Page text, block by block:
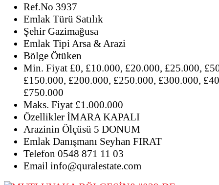
Ref.No 3937
Emlak Türü Satılık
Şehir Gazimağusa
Emlak Tipi Arsa & Arazi
Bölge Ötüken
Min. Fiyat £0, £10.000, £20.000, £25.000,
£150.000, £200.000, £250.000, £300.000,
£750.000
Maks. Fiyat £1.000.000
Özellikler İMARA KAPALI
Arazinin Ölçüsü 5 DONUM
Emlak Danışmanı Seyhan FIRAT
Telefon 0548 871 11 03
Email info@quralestate.com